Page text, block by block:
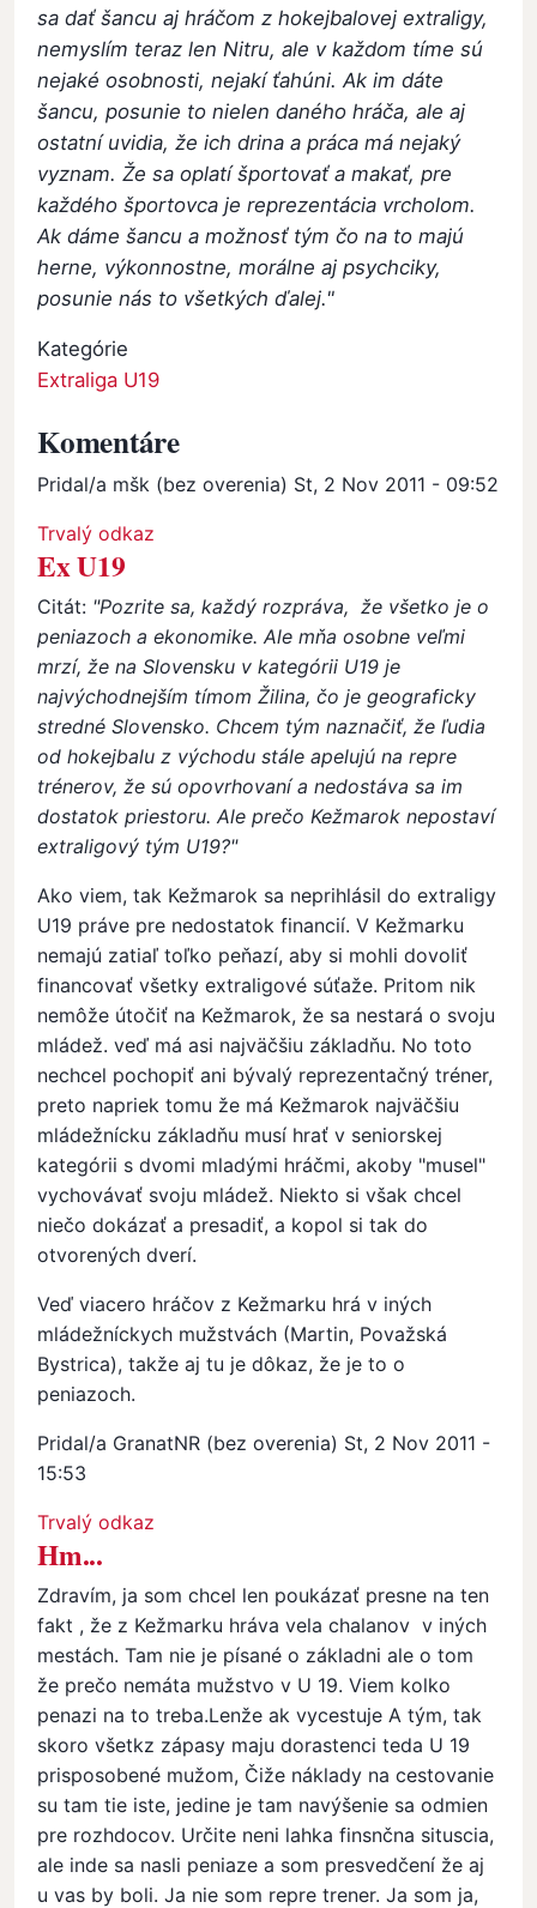
sa dať šancu aj hráčom z hokejbalovej extraligy,
nemyslím teraz len Nitru, ale v každom tíme sú
nejaké osobnosti, nejakí ťahúni. Ak im dáte
šancu, posunie to nielen daného hráča, ale aj
ostatní uvidia, že ich drina a práca má nejaký
vyznam. Že sa oplatí športovať a makať, pre
každého športovca je reprezentácia vrcholom.
Ak dáme šancu a možnosť tým čo na to majú
herne, výkonnostne, morálne aj psychciky,
posunie nás to všetkých ďalej."
Kategórie
Extraliga U19
Komentáre
Pridal/a mšk (bez overenia) St, 2 Nov 2011 - 09:52
Trvalý odkaz
Ex U19
Citát: "Pozrite sa, každý rozpráva, že všetko je o
peniazoch a ekonomike. Ale mňa osobne veľmi
mrzí, že na Slovensku v kategórii U19 je
najvýchodnejším tímom Žilina, čo je geograficky
stredné Slovensko. Chcem tým naznačiť, že ľudia
od hokejbalu z východu stále apelujú na repre
trénerov, že sú opovrhovaní a nedostáva sa im
dostatok priestoru. Ale prečo Kežmarok nepostaví
extraligový tým U19?"
Ako viem, tak Kežmarok sa neprihlásil do extraligy
U19 práve pre nedostatok financií. V Kežmarku
nemajú zatiaľ toľko peňazí, aby si mohli dovoliť
financovať všetky extraligové súťaže. Pritom nik
nemôže útočiť na Kežmarok, že sa nestará o svoju
mládež. veď má asi najväčšiu základňu. No toto
nechcel pochopiť ani bývalý reprezentačný tréner,
preto napriek tomu že má Kežmarok najväčšiu
mládežnícku základňu musí hrať v seniorskej
kategórii s dvomi mladými hráčmi, akoby "musel"
vychovávať svoju mládež. Niekto si však chcel
niečo dokázať a presadiť, a kopol si tak do
otvorených dverí.
Veď viacero hráčov z Kežmarku hrá v iných
mládežníckych mužstvách (Martin, Považská
Bystrica), takže aj tu je dôkaz, že je to o
peniazoch.
Pridal/a GranatNR (bez overenia) St, 2 Nov 2011 -
15:53
In reply toEx U19
Trvalý odkaz
Hm...
Zdravím, ja som chcel len poukázať presne na ten
fakt , že z Kežmarku hráva vela chalanov v iných
mestách. Tam nie je písané o základni ale o tom
že prečo nemáta mužstvo v U 19. Viem kolko
penazi na to treba.Lenže ak vycestuje A tým, tak
skoro všetkz zápasy maju dorastenci teda U 19
prisposobené mužom, Čiže náklady na cestovanie
su tam tie iste, jedine je tam navýšenie sa odmien
pre rozhdocov. Určite neni lahka finsnčna situscia,
ale inde sa nasli peniaze a som presvedčení že aj
u vas by boli. Ja nie som repre trener. Ja som ja,